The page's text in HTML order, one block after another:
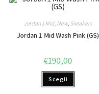
Jordan 1 Mid, New, Sneakers
Jordan 1 Mid Wash Pink (GS)
€190,00
Scegli